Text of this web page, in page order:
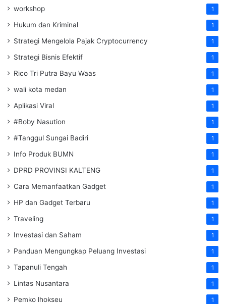
workshop 1
Hukum dan Kriminal 1
Strategi Mengelola Pajak Cryptocurrency 1
Strategi Bisnis Efektif 1
Rico Tri Putra Bayu Waas 1
wali kota medan 1
Aplikasi Viral 1
#Boby Nasution 1
#Tanggul Sungai Badiri 1
Info Produk BUMN 1
DPRD PROVINSI KALTENG 1
Cara Memanfaatkan Gadget 1
HP dan Gadget Terbaru 1
Traveling 1
Investasi dan Saham 1
Panduan Mengungkap Peluang Investasi 1
Tapanuli Tengah 1
Lintas Nusantara 1
Pemko lhokseu 1